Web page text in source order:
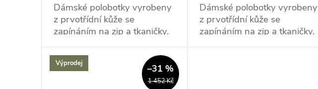
t
ů
k
Dámské polobotky vyrobeny
z prvotřídní kůže se
zapínáním na zip a tkaničky.
Dámské polobotky vyrobeny
z prvotřídní kůže se
zapínáním na zip a tkaničky.
Výprodej
1 452 Kč
–31 %